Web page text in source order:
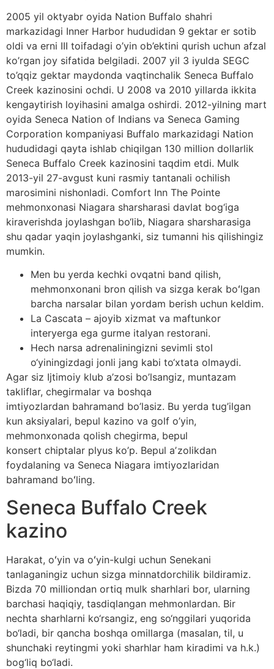
2005 yil oktyabr oyida Nation Buffalo shahri
markazidagi Inner Harbor hududidan 9 gektar er sotib
oldi va erni III toifadagi o’yin ob’ektini qurish uchun afzal
ko’rgan joy sifatida belgiladi. 2007 yil 3 iyulda SEGC
to’qqiz gektar maydonda vaqtinchalik Seneca Buffalo
Creek kazinosini ochdi. U 2008 va 2010 yillarda ikkita
kengaytirish loyihasini amalga oshirdi. 2012-yilning mart
oyida Seneca Nation of Indians va Seneca Gaming
Corporation kompaniyasi Buffalo markazidagi Nation
hududidagi qayta ishlab chiqilgan 130 million dollarlik
Seneca Buffalo Creek kazinosini taqdim etdi. Mulk
2013-yil 27-avgust kuni rasmiy tantanali ochilish
marosimini nishonladi. Comfort Inn The Pointe
mehmonxonasi Niagara sharsharasi davlat bog‘iga
kiraverishda joylashgan bo‘lib, Niagara sharsharasiga
shu qadar yaqin joylashganki, siz tumanni his qilishingiz
mumkin.
Men bu yerda kechki ovqatni band qilish,
mehmonxonani bron qilish va sizga kerak boʻlgan
barcha narsalar bilan yordam berish uchun keldim.
La Cascata – ajoyib xizmat va maftunkor
interyerga ega gurme italyan restorani.
Hech narsa adrenaliningizni sevimli stol
o‘yiningizdagi jonli jang kabi to‘xtata olmaydi.
Agar siz Ijtimoiy klub a’zosi bo’lsangiz, muntazam
takliflar, chegirmalar va boshqa
imtiyozlardan bahramand bo’lasiz. Bu yerda tug’ilgan
kun aksiyalari, bepul kazino va golf o’yin,
mehmonxonada qolish chegirma, bepul
konsert chiptalar plyus ko’p. Bepul aʼzolikdan
foydalaning va Seneca Niagara imtiyozlaridan
bahramand boʻling.
Seneca Buffalo Creek
kazino
Harakat, oʻyin va oʻyin-kulgi uchun Senekani
tanlaganingiz uchun sizga minnatdorchilik bildiramiz.
Bizda 70 milliondan ortiq mulk sharhlari bor, ularning
barchasi haqiqiy, tasdiqlangan mehmonlardan. Bir
nechta sharhlarni ko‘rsangiz, eng so‘nggilari yuqorida
bo‘ladi, bir qancha boshqa omillarga (masalan, til, u
shunchaki reytingmi yoki sharhlar ham kiradimi va h.k.)
bog‘liq bo‘ladi.